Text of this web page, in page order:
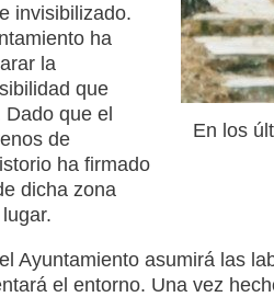
En los
invisibilizado.
ha
la
que
que el
de
ha firmado
dicha zona
Ayuntamiento asumirá las
el entorno. Una vez